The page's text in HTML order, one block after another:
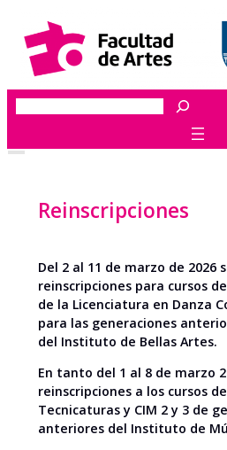
contenido
Buscar
Reinscripciones
Del 2 al 11 de marzo de 2026
reinscripciones para cursos de
de la Licenciatura en Danza
para las generaciones
del Instituto de Bellas Artes.
En tanto del 1 al 8 de marzo
reinscripciones a los cursos
Tecnicaturas y CIM 2 y 3 de
anteriores del Instituto de